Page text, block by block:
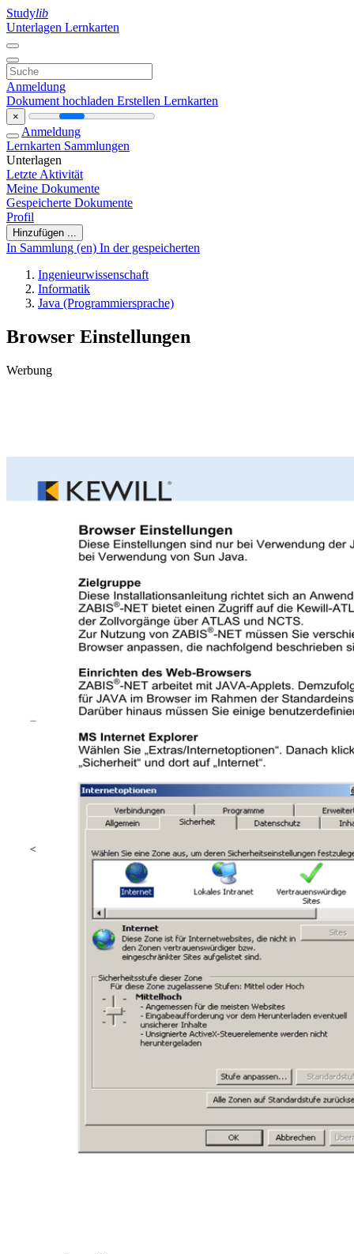
Studylib
Unterlagen Lernkarten
Anmeldung
Dokument hochladen Erstellen Lernkarten
×
Anmeldung
Lernkarten Sammlungen
Unterlagen
Letzte Aktivität
Meine Dokumente
Gespeicherte Dokumente
Profil
Hinzufügen ...
In Sammlung (en) In der gespeicherten
Ingenieurwissenschaft
Informatik
Java (Programmiersprache)
Browser Einstellungen
Werbung